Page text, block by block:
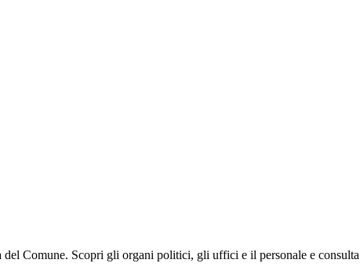
Comune. Scopri gli organi politici, gli uffici e il personale e